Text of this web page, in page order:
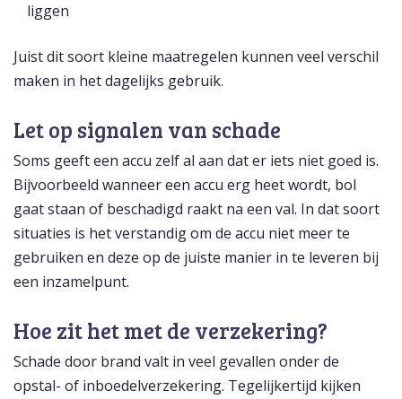
liggen
Juist dit soort kleine maatregelen kunnen veel verschil
maken in het dagelijks gebruik.
Let op signalen van schade
Soms geeft een accu zelf al aan dat er iets niet goed is.
Bijvoorbeeld wanneer een accu erg heet wordt, bol
gaat staan of beschadigd raakt na een val. In dat soort
situaties is het verstandig om de accu niet meer te
gebruiken en deze op de juiste manier in te leveren bij
een inzamelpunt.
Hoe zit het met de verzekering?
Schade door brand valt in veel gevallen onder de
opstal- of inboedelverzekering. Tegelijkertijd kijken